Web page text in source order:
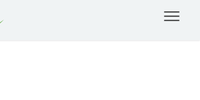
Toggle